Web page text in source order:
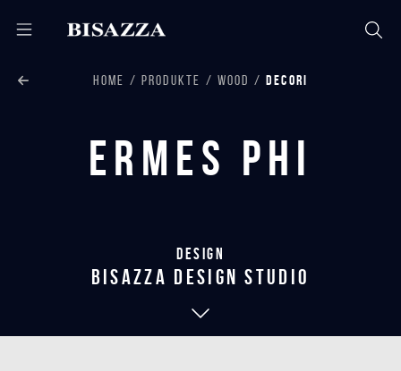
HOME PRODUKTE WOOD DECORI
Ermes Phi
Design
bisazza design studio